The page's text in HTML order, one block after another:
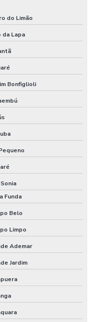
do Limão
Lapa
Bonfiglioli
Funda
Belo
Limpo
Ademar
Jardim